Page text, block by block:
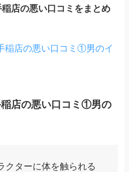
店の悪い口コミをまとめ
稲店の悪い口コミ①男のイ
店の悪い口コミ①男の
クターに体を触られる